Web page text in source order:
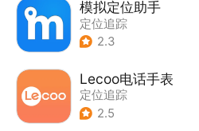
模拟定位助手
定位追踪
2.3
Lecoo电话手表
定位追踪
2.5